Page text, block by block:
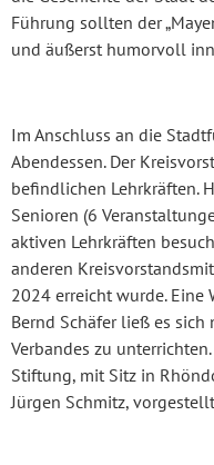
Führung sollten der
und äußerst humorvoll
Im Anschluss an die
Abendessen. Der
befindlichen Lehrkräften.
Senioren (6
aktiven Lehrkräften
anderen
2024 erreicht wurde. Eine
Bernd Schäfer ließ es
Verbandes zu
Stiftung, mit Sitz in
Jürgen Schmitz,